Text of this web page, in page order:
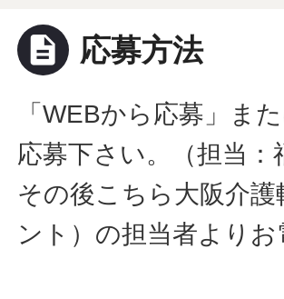
description 応募方法
「WEBから応募」ま
応募下さい。（担当：
その後こちら大阪介
ント）の担当者より